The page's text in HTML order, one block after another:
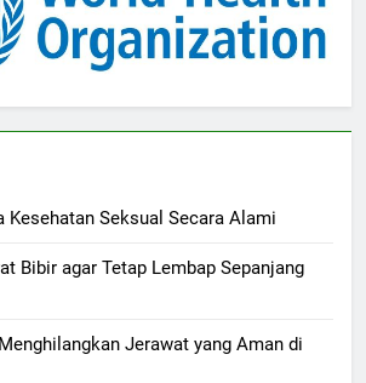
Kesehatan Seksual Secara Alami
Bibir agar Tetap Lembap Sepanjang
Jerawat yang Aman di